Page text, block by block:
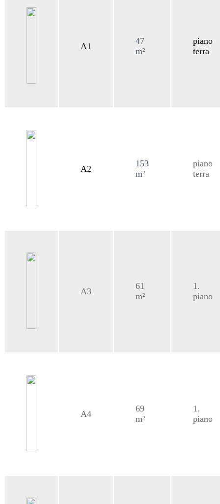
A1
47
m²
piano
terra
A2
153
m²
piano
terra
A3
61
m²
1.
piano
A4
69
m²
1.
piano